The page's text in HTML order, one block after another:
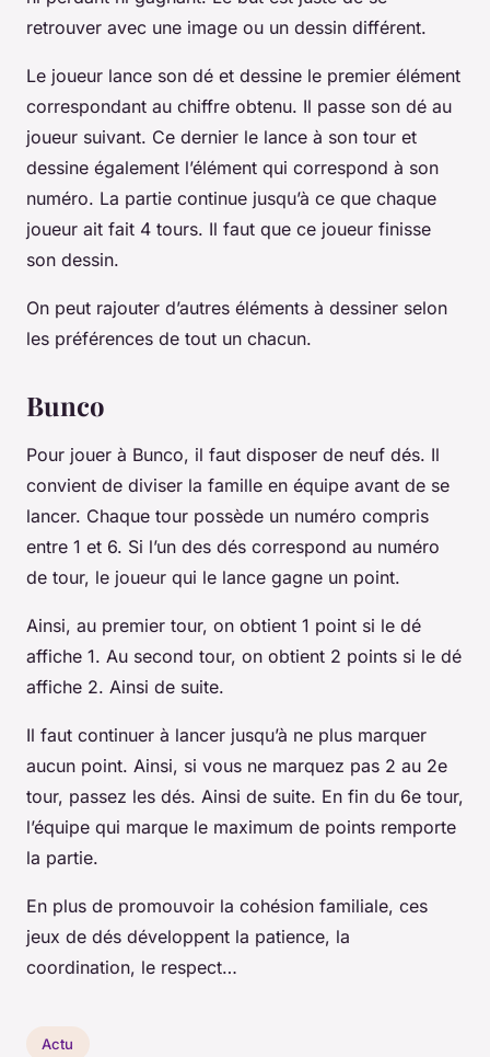
retrouver avec une image ou un dessin différent.
Le joueur lance son dé et dessine le premier élément
correspondant au chiffre obtenu. Il passe son dé au
joueur suivant. Ce dernier le lance à son tour et
dessine également l’élément qui correspond à son
numéro. La partie continue jusqu’à ce que chaque
joueur ait fait 4 tours. Il faut que ce joueur finisse
son dessin.
On peut rajouter d’autres éléments à dessiner selon
les préférences de tout un chacun.
Bunco
Pour jouer à Bunco, il faut disposer de neuf dés. Il
convient de diviser la famille en équipe avant de se
lancer. Chaque tour possède un numéro compris
entre 1 et 6. Si l’un des dés correspond au numéro
de tour, le joueur qui le lance gagne un point.
Ainsi, au premier tour, on obtient 1 point si le dé
affiche 1. Au second tour, on obtient 2 points si le dé
affiche 2. Ainsi de suite.
Il faut continuer à lancer jusqu’à ne plus marquer
aucun point. Ainsi, si vous ne marquez pas 2 au 2e
tour, passez les dés. Ainsi de suite. En fin du 6e tour,
l’équipe qui marque le maximum de points remporte
la partie.
En plus de promouvoir la cohésion familiale, ces
jeux de dés développent la patience, la
coordination, le respect…
Actu